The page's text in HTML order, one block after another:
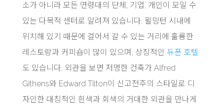
소가 아니라 모든 연령대의 단체, 기업, 개인이 모일 수
있는 다목적 센터로 알려져 있습니다. 윌밍턴 시내에
위치해 있기 때문에 걸어서 갈 수 있는 거리에 훌륭한
레스토랑과 커피숍이 많이 있으며, 상징적인 듀폰 호텔
도 있습니다. 외관을 보면 저명한 건축가 Alfred
Githens와 Edward Tilton이 신고전주의 스타일로 디
자인한 대칭적인 흰색과 회색의 거대한 외관을 만나게